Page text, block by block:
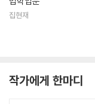
집현재
작가에게 한마디